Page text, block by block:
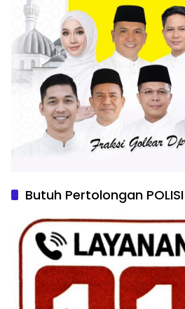
Butuh Pertolongan POLISI